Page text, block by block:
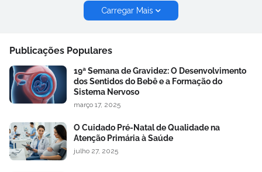
Carregar Mais
Publicações Populares
19ª Semana de Gravidez: O Desenvolvimento
dos Sentidos do Bebê e a Formação do
Sistema Nervoso
março 17, 2025
O Cuidado Pré-Natal de Qualidade na
Atenção Primária à Saúde
julho 27, 2025